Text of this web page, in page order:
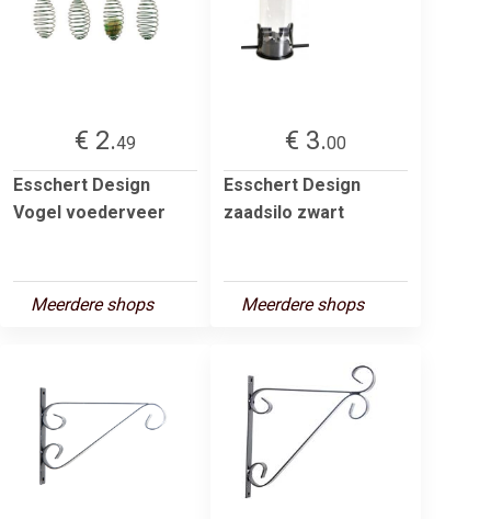
€ 2.49
Esschert Design
Vogel voederveer
Meerdere shops
€ 3.00
Esschert Design
zaadsilo zwart
Meerdere shops